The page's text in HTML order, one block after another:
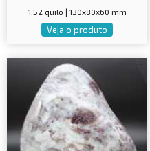
1.52 quilo | 130x80x60 mm
Veja o produto